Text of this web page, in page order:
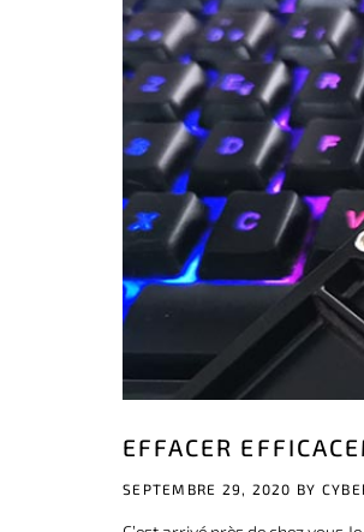
EFFACER
SEPTEMBRE 29, 2020 BY